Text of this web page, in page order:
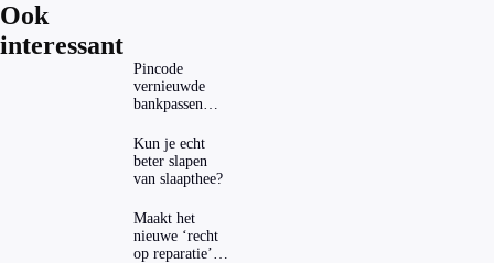
Ook
interessant
Pincode
vernieuwde
bankpassen
ING-app: is dat
wel veilig?
Kun je echt
beter slapen
van slaapthee?
Maakt het
nieuwe ‘recht
op reparatie’